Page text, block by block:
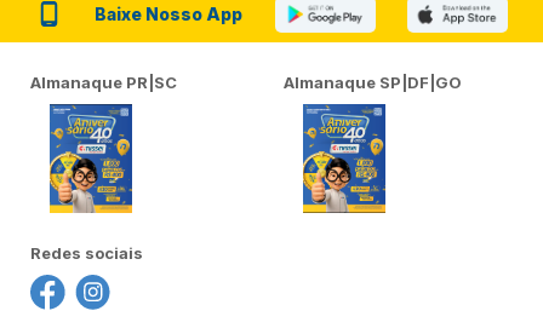
Baixe Nosso App
Almanaque PR|SC Almanaque SP|DF|GO
Redes sociais